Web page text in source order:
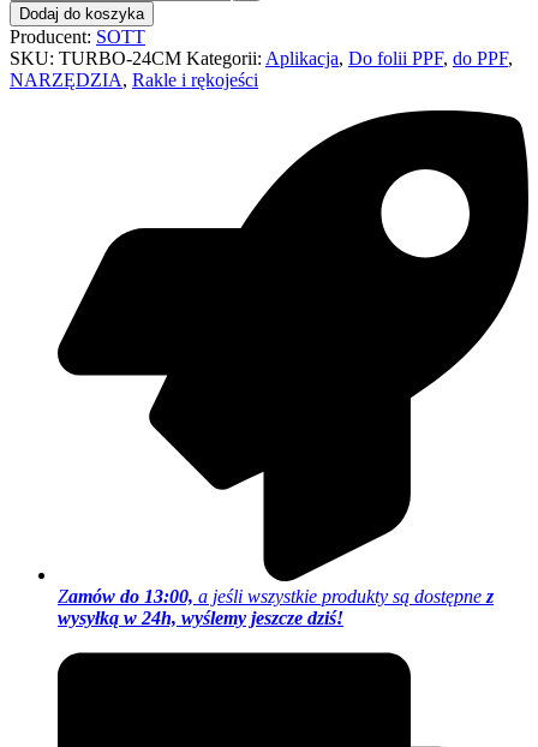
Dodaj do koszyka
Producent: SOTT
SKU: TURBO-24CM Kategorii: Aplikacja, Do folii PPF, do PPF,
NARZĘDZIA, Rakle i rękojeści
Zamów do 13:00, a jeśli wszystkie produkty są dostępne z
wysyłką w 24h, wyślemy jeszcze dziś!